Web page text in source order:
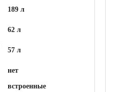
189 л
62 л
57 л
нет
встроенные